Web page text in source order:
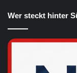
Wer steckt hinter